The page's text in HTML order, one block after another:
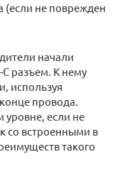
(если не поврежден
начали
C разъем. К нему
используя
провода.
уровне, если не
со встроенными в
такого